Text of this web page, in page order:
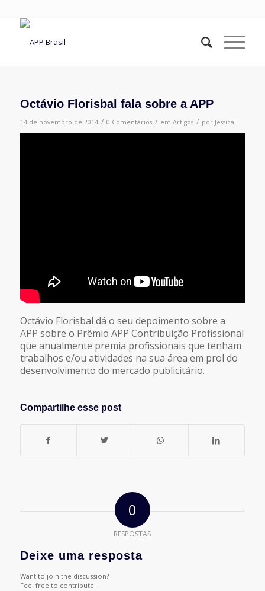
Octávio Florisbal fala sobre a APP
14 de novembro de 2014 / 0 Comentários / em Artigos / por Jessica
Octávio Florisbal dá o seu depoimento sobre a
APP sobre o Prêmio APP Contribuição Profissional
que anualmente premia profissionais que tenham
trabalhos e/ou atividades na sua área em prol do
desenvolvimento do mercado publicitário.
Compartilhe esse post
0
RESPOSTAS
Deixe uma resposta
Want to join the discussion?
Feel free to contribute!